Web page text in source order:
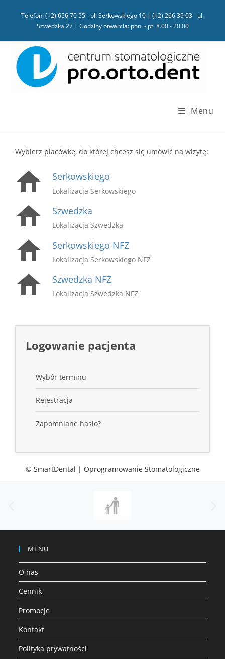
Telefon: (12) 656 70 55 - pl. Serkowskiego 10 | (12) 266 39 03 - ul.
Szwedzka 27 | Godziny otwarcia: pon. - pt. 8.00 - 20.00
Menu
Wybierz placówkę, do której chcesz się umówić na wizytę:
Serkowskiego
Lokalizacja Serkowskiego
Szwedzka
Lokalizacja Szwedzka
Serkowskiego NFZ
Lokalizacja Serkowskiego NFZ
Szwedzka NFZ
Lokalizacja Szwedzka NFZ
Logowanie pacjenta
Wybór terminu
Rejestracja
Zapomniane hasło?
© SmartDental | Oprogramowanie Stomatologiczne
MENU
O nas
Cennik
Promocje
Kontakt
Polityka prywatności